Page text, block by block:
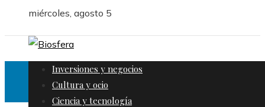
miércoles, agosto 5
Inversiones y negocios
Cultura y ocio
Ciencia y tecnología